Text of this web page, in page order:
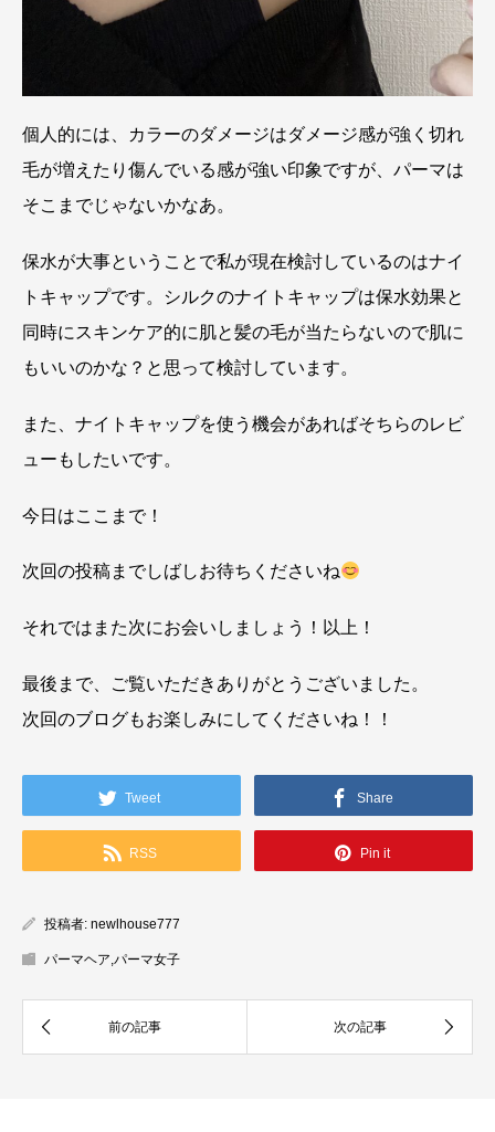
個人的には、カラーのダメージはダメージ感が強く切れ
毛が増えたり傷んでいる感が強い印象ですが、パーマは
そこまでじゃないかなあ。
保水が大事ということで私が現在検討しているのはナイ
トキャップです。シルクのナイトキャップは保水効果と
同時にスキンケア的に肌と髪の毛が当たらないので肌に
もいいのかな？と思って検討しています。
また、ナイトキャップを使う機会があればそちらのレビ
ューもしたいです。
今日はここまで！
次回の投稿までしばしお待ちくださいね
それではまた次にお会いしましょう！以上！
最後まで、ご覧いただきありがとうございました。
次回のブログもお楽しみにしてくださいね！！
Tweet Share
RSS Pin it
投稿者: newlhouse777
パーマヘア,パーマ女子